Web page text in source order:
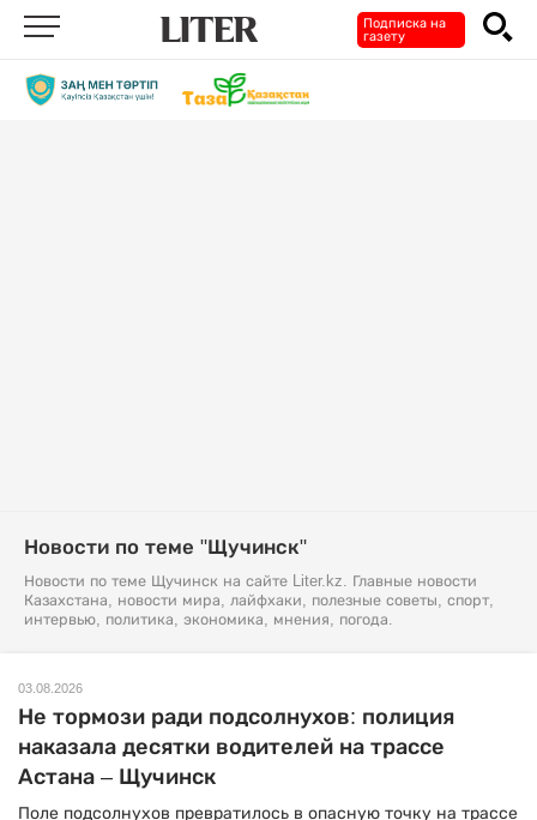
Подписка на
газету
Новости по теме "Щучинск"
Новости по теме Щучинск на сайте Liter.kz. Главные новости
Казахстана, новости мира, лайфхаки, полезные советы, спорт,
интервью, политика, экономика, мнения, погода.
03.08.2026
Не тормози ради подсолнухов: полиция
наказала десятки водителей на трассе
Астана – Щучинск
Поле подсолнухов превратилось в опасную точку на трассе